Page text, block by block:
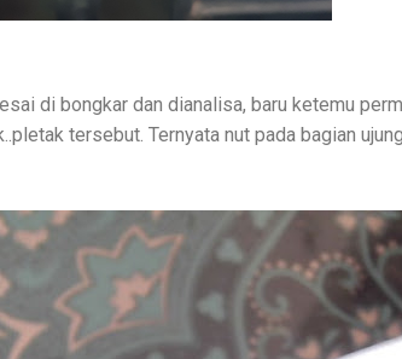
di bongkar dan dianalisa, baru ketemu
tersebut. Ternyata nut pada bagian